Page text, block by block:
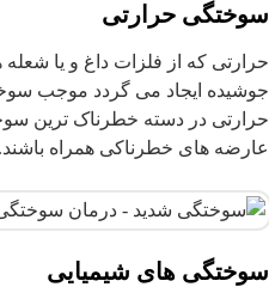
سوختگی حرارتی
حرارتی که از فلزات داغ و یا
جوشیده ایجاد می گردد موجب
حرارتی در دسته خطرناک ترین
عارضه های خطرناکی همراه باشند.
سوختگی های شیمیایی